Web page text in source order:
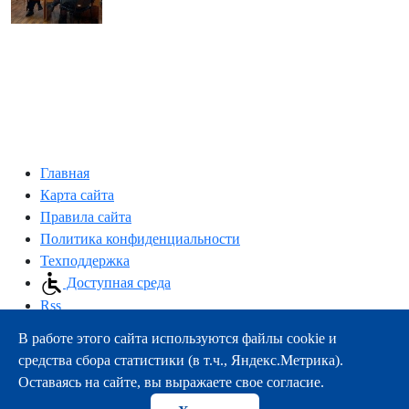
Главная
Карта сайта
Правила сайта
Политика конфиденциальности
Техподдержка
Доступная среда
Rss
163000, г.Архангельск, пр-т Троицкий, 51
тел.:+7 (8182) 21-11-63
e-mail:info@nsmu.ru
В работе этого сайта используются файлы cookie и
средства сбора статистики (в т.ч., Яндекс.Метрика).
Оставаясь на сайте, вы выражаете свое согласие.